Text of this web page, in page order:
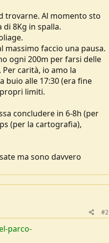
trovarne. Al momento sto
8Kg in spalla.
faccio una pausa.
ogni 200m per farsi delle
carità, io amo la
buio alle 17:30 (era fine
limiti.
concludere in 6-8h (per
(per la cartografia),
ma sono davvero
#2
parco-